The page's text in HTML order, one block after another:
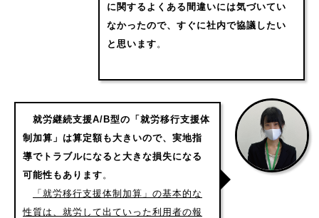
に関するよくある間違いには気づいてい
なかったので、すぐに社内で協議したい
と思います 。
就労継続支援A/B型の「就労移行支援体
制加算」は算定額も大きいので、実地指
導でトラブルになると大きな損失になる
可能性もあります 。
「就労移行支援体制加算」の基本的な
性質は、就労して出ていった利用者の報